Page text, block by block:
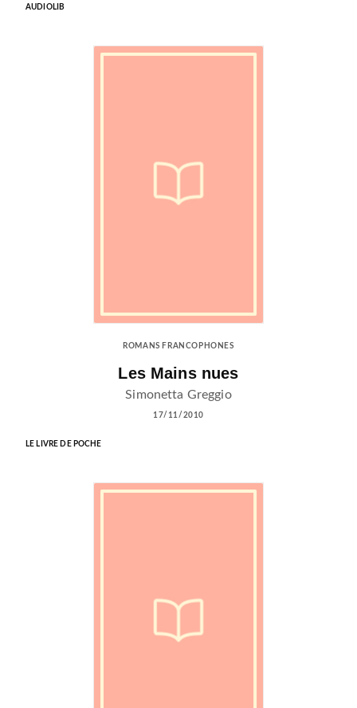
AUDIOLIB
ROMANS FRANCOPHONES
Les Mains nues
Simonetta Greggio
17/11/2010
LE LIVRE DE POCHE